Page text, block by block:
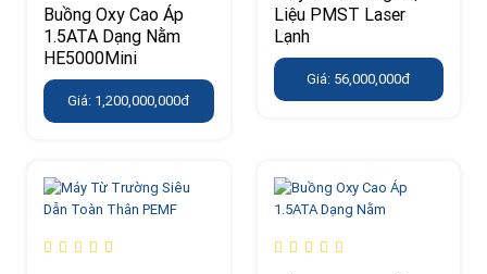
Buồng Oxy Cao Áp
1.5ATA Dạng Nằm
HE5000Mini
Giá: 1,200,000,000đ
Liệu PMST Laser
Lạnh
Giá: 56,000,000đ